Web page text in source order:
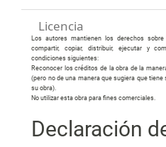
Licencia
Los autores mantienen los derechos
compartir, copiar, distribuir, ejecutar y
condiciones siguientes:
Reconocer los créditos de la obra de la
(pero no de una manera que sugiera que
su obra).
No utilizar esta obra para fines comerciales.
Declaración